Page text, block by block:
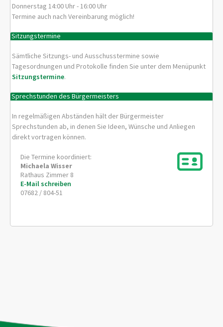
Donnerstag 14:00 Uhr - 16:00 Uhr
Termine auch nach Vereinbarung möglich!
Sitzungstermine
Sämtliche Sitzungs- und Ausschusstermine sowie
Tagesordnungen und Protokolle finden Sie unter dem Menüpunkt
Sitzungstermine.
Sprechstunden des Bürgermeisters
In regelmäßigen Abständen hält der Bürgermeister
Sprechstunden ab, in denen Sie Ideen, Wünsche und Anliegen
direkt vortragen können.
Die Termine koordiniert:
Michaela Wisser
Rathaus Zimmer 8
E-Mail schreiben
07682 / 804-51